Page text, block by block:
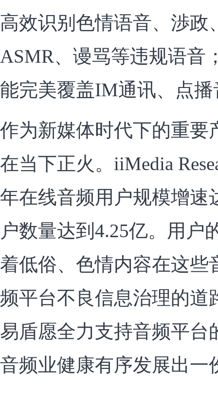
高效识别色情语音、渉政
ASMR、谩骂等违规语音
能完美覆盖IM通讯、点
作为新媒体时代下的重要
在当下正火。iiMedia
年在线音频用户规模增速
户数量达到4.25亿。用户
着低俗、色情内容在这些
频平台不良信息治理的道
易盾愿全力支持音频平台
音频业健康有序发展出一